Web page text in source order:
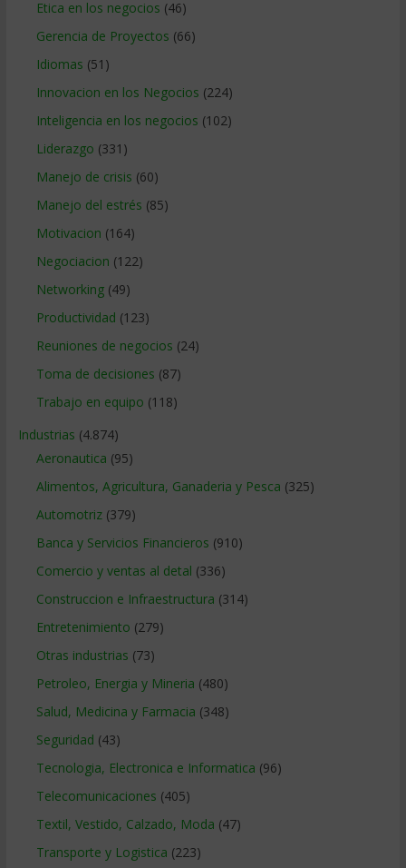
Etica en los negocios (46)
Gerencia de Proyectos (66)
Idiomas (51)
Innovacion en los Negocios (224)
Inteligencia en los negocios (102)
Liderazgo (331)
Manejo de crisis (60)
Manejo del estrés (85)
Motivacion (164)
Negociacion (122)
Networking(49)
Productividad (123)
Reuniones de negocios (24)
Toma de decisiones (87)
Trabajo en equipo (118)
Industrias (4.874)
Aeronautica (95)
Alimentos, Agricultura, Ganaderia y Pesca (325)
Automotriz(379)
Banca y Servicios Financieros (910)
Comercio y ventas al detal (336)
Construccion e Infraestructura (314)
Entretenimiento (279)
Otras industrias (73)
Petroleo, Energia y Mineria (480)
Salud, Medicina y Farmacia (348)
Seguridad (43)
Tecnologia, Electronica e Informatica (96)
Telecomunicaciones (405)
Textil, Vestido, Calzado, Moda (47)
Transporte y Logistica (223)